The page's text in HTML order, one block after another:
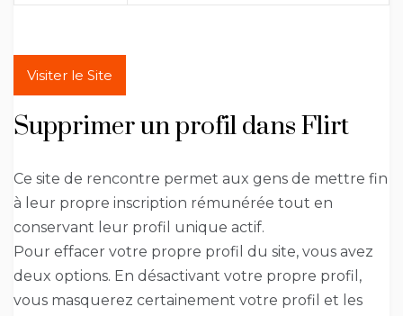
Visiter le Site
Supprimer un profil dans Flirt
Ce site de rencontre permet aux gens de mettre fin
à leur propre inscription rémunérée tout en
conservant leur profil unique actif.
Pour effacer votre propre profil du site, vous avez
deux options. En désactivant votre propre profil,
vous masquerez certainement votre profil et les